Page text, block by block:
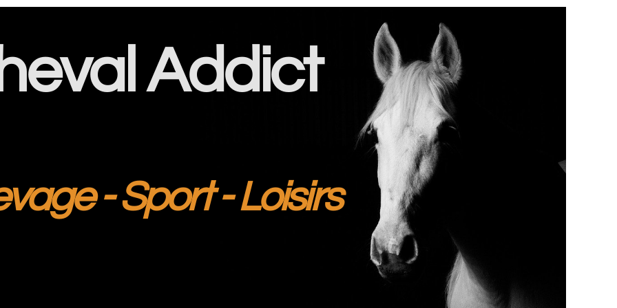
Addict
- Sport - Loisirs